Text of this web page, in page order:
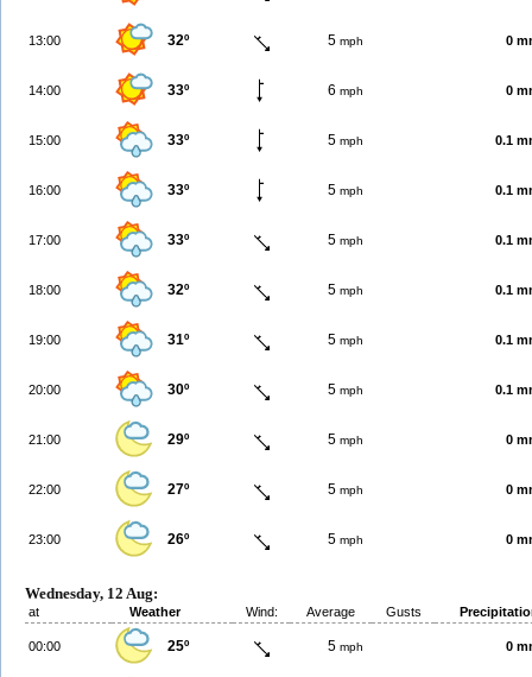
13:00 32º 5 mph 0
14:00 33º 6 mph 0
15:00 33º 5 mph 0.1
16:00 33º 5 mph 0.1
17:00 33º 5 mph 0.1
18:00 32º 5 mph 0.1
19:00 31º 5 mph 0.1
20:00 30º 5 mph 0.1
21:00 29º 5 mph 0
22:00 27º 5 mph 0
23:00 26º 5 mph 0
Wednesday, 12 Aug:
at Weather Wind: Average Gusts
00:00 25º 5 mph 0